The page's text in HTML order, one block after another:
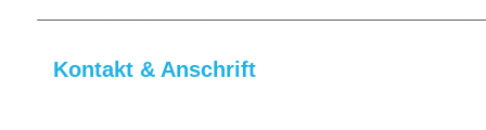
Kontakt & Anschrift